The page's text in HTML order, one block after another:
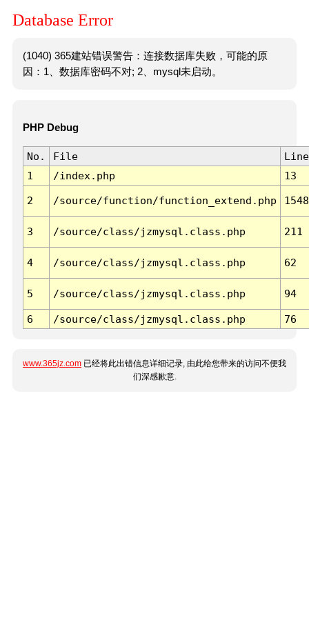
Database Error
(1040) 365建站错误警告：连接数据库失败，可能的原
因：1、数据库密码不对; 2、mysql未启动。
PHP Debug
No. File
Line
1
/index.php 13
2 /source/function/function_extend.php 1548
3 /source/class/jzmysql.class.php 211
4 /source/class/jzmysql.class.php 62
5 /source/class/jzmysql.class.php 94
6 /source/class/jzmysql.class.php 76
www.365jz.com 已经将此出错信息详细记录, 由此给您带来的访问不便我
们深感歉意.